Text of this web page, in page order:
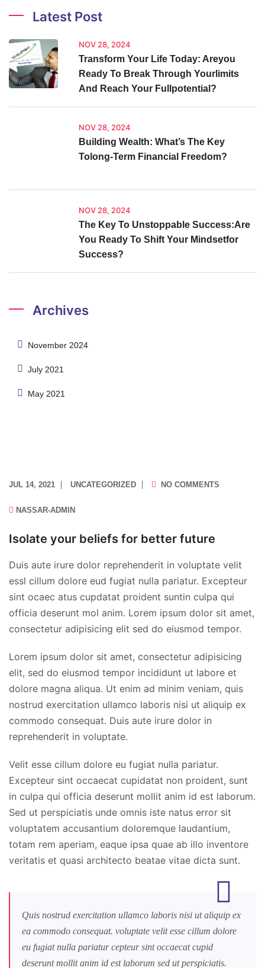
Latest Post
NOV 28, 2024
Transform Your Life Today: Areyou
Ready To Break Through Yourlimits
And Reach Your Fullpotential?
NOV 28, 2024
Building Wealth: What’s The Key
Tolong-Term Financial Freedom?
NOV 28, 2024
The Key To Unstoppable Success:Are
You Ready To Shift Your Mindsetfor
Success?
Archives
November 2024
July 2021
May 2021
JUL 14, 2021 UNCATEGORIZED NO COMMENTS
NASSAR-ADMIN
Isolate your beliefs for better future
Duis aute irure dolor reprehenderit in voluptate velit
essl cillum dolore eud fugiat nulla pariatur. Excepteur
sint ocaec atus cupdatat proident suntin culpa qui
officia deserunt mol anim. Lorem ipsum dolor sit amet,
consectetur adipisicing elit sed do eiusmod tempor.
Lorem ipsum dolor sit amet, consectetur adipisicing
elit, sed do eiusmod tempor incididunt ut labore et
dolore magna aliqua. Ut enim ad minim veniam, quis
nostrud exercitation ullamco laboris nisi ut aliquip ex
commodo consequat. Duis aute irure dolor in
reprehenderit in voluptate.
Velit esse cillum dolore eu fugiat nulla pariatur.
Excepteur sint occaecat cupidatat non proident, sunt
in culpa qui officia deserunt mollit anim id est laborum.
Sed ut perspiciatis unde omnis iste natus error sit
voluptatem accusantium doloremque laudantium,
totam rem aperiam, eaque ipsa quae ab illo inventore
veritatis et quasi architecto beatae vitae dicta sunt.
Quis nostrud exercitation ullamco laboris nisi ut aliquip ex
ea commodo consequat. voluptate velit esse cillum dolore
eu fugiat nulla pariatur cepteur sint occaecat cupid
deserunt mollit anim id est laborum sed ut perspiciatis.